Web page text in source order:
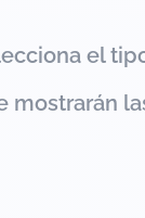
el
mostrarán